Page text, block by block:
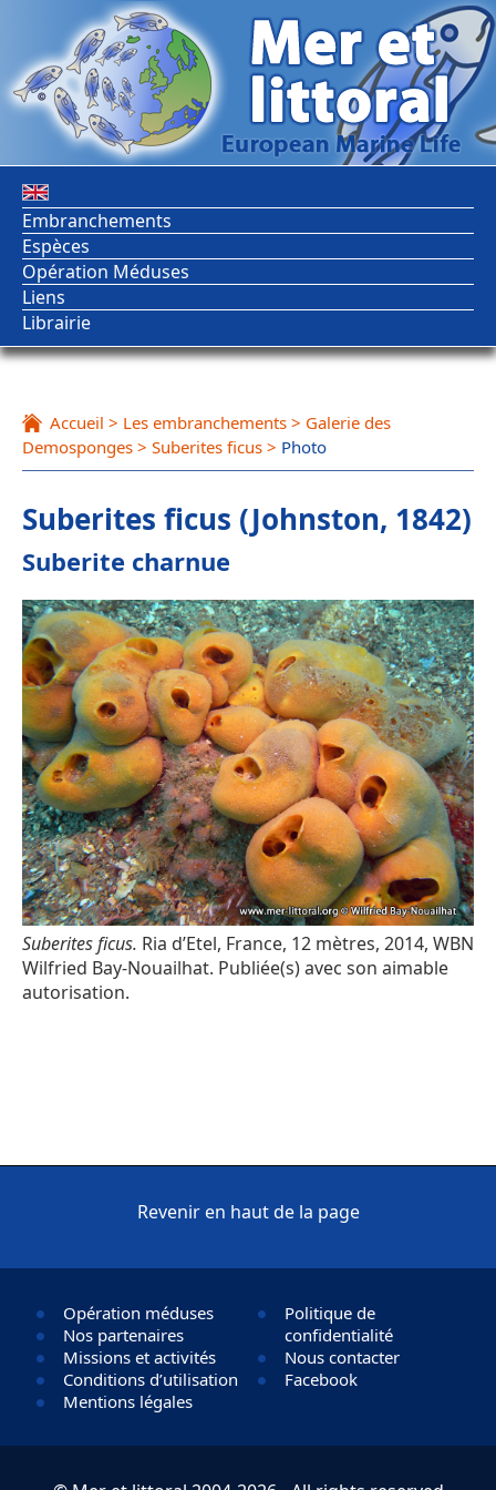
Embranchements
Espèces
Opération Méduses
Liens
Librairie
Accueil > Les embranchements > Galerie des
Demosponges > Suberites ficus > Photo
Suberites ficus (Johnston, 1842)
Suberite charnue
Suberites ficus. Ria d’Etel, France, 12 mètres, 2014, WBN
Wilfried Bay-Nouailhat. Publiée(s) avec son aimable
autorisation.
Revenir en haut de la page
Opération méduses
Nos partenaires
Missions et activités
Conditions d’utilisation
Mentions légales
Politique de
confidentialité
Nous contacter
Facebook